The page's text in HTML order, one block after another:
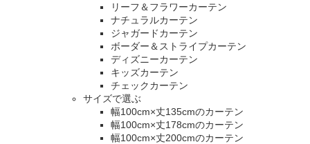
リーフ＆フラワーカーテン
ナチュラルカーテン
ジャガードカーテン
ボーダー＆ストライプカーテン
ディズニーカーテン
キッズカーテン
チェックカーテン
サイズで選ぶ
幅100cm×丈135cmのカーテン
幅100cm×丈178cmのカーテン
幅100cm×丈200cmのカーテン